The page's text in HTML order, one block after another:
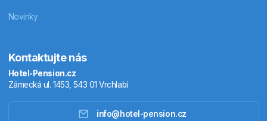
Novinky
Kontaktujte nás
Hotel-Pension.cz
Zámecká ul. 1453, 543 01 Vrchlabí
info@hotel-pension.cz